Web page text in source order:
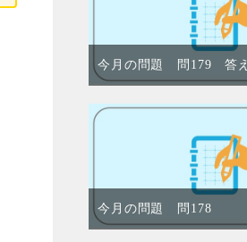
今月の問題 問179 答え
今月の問題 問178